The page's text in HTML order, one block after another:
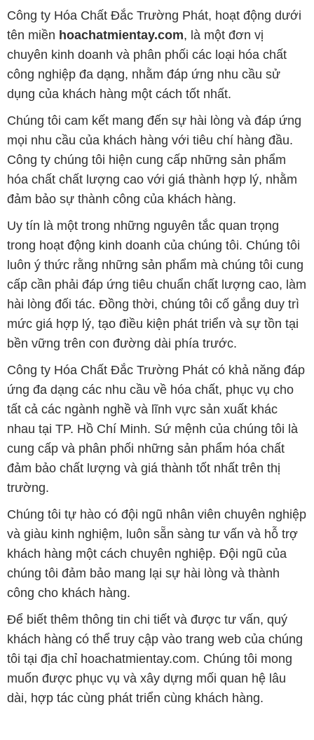
Công ty Hóa Chất Đắc Trường Phát, hoạt động dưới
tên miền hoachatmientay.com, là một đơn vị
chuyên kinh doanh và phân phối các loại hóa chất
công nghiệp đa dạng, nhằm đáp ứng nhu cầu sử
dụng của khách hàng một cách tốt nhất.
Chúng tôi cam kết mang đến sự hài lòng và đáp ứng
mọi nhu cầu của khách hàng với tiêu chí hàng đầu.
Công ty chúng tôi hiện cung cấp những sản phẩm
hóa chất chất lượng cao với giá thành hợp lý, nhằm
đảm bảo sự thành công của khách hàng.
Uy tín là một trong những nguyên tắc quan trọng
trong hoạt động kinh doanh của chúng tôi. Chúng tôi
luôn ý thức rằng những sản phẩm mà chúng tôi cung
cấp cần phải đáp ứng tiêu chuẩn chất lượng cao, làm
hài lòng đối tác. Đồng thời, chúng tôi cố gắng duy trì
mức giá hợp lý, tạo điều kiện phát triển và sự tồn tại
bền vững trên con đường dài phía trước.
Công ty Hóa Chất Đắc Trường Phát có khả năng đáp
ứng đa dạng các nhu cầu về hóa chất, phục vụ cho
tất cả các ngành nghề và lĩnh vực sản xuất khác
nhau tại TP. Hồ Chí Minh. Sứ mệnh của chúng tôi là
cung cấp và phân phối những sản phẩm hóa chất
đảm bảo chất lượng và giá thành tốt nhất trên thị
trường.
Chúng tôi tự hào có đội ngũ nhân viên chuyên nghiệp
và giàu kinh nghiệm, luôn sẵn sàng tư vấn và hỗ trợ
khách hàng một cách chuyên nghiệp. Đội ngũ của
chúng tôi đảm bảo mang lại sự hài lòng và thành
công cho khách hàng.
Để biết thêm thông tin chi tiết và được tư vấn, quý
khách hàng có thể truy cập vào trang web của chúng
tôi tại địa chỉ hoachatmientay.com. Chúng tôi mong
muốn được phục vụ và xây dựng mối quan hệ lâu
dài, hợp tác cùng phát triển cùng khách hàng.